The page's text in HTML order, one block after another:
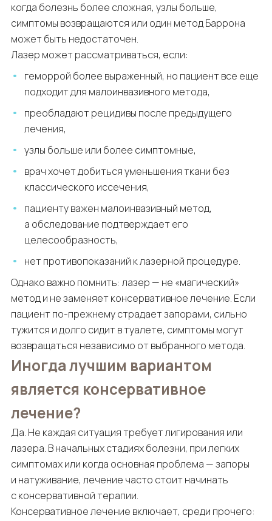
когда болезнь более сложная, узлы больше,
симптомы возвращаются или один метод Баррона
может быть недостаточен.
Лазер может рассматриваться, если:
геморрой более выраженный, но пациент все еще
подходит для малоинвазивного метода,
преобладают рецидивы после предыдущего
лечения,
узлы больше или более симптомные,
врач хочет добиться уменьшения ткани без
классического иссечения,
пациенту важен малоинвазивный метод,
а обследование подтверждает его
целесообразность,
нет противопоказаний к лазерной процедуре.
Однако важно помнить: лазер — не «магический»
метод и не заменяет консервативное лечение. Если
пациент по-прежнему страдает запорами, сильно
тужится и долго сидит в туалете, симптомы могут
возвращаться независимо от выбранного метода.
Иногда лучшим вариантом
является консервативное
лечение?
Да. Не каждая ситуация требует лигирования или
лазера. В начальных стадиях болезни, при легких
симптомах или когда основная проблема — запоры
и натуживание, лечение часто стоит начинать
с консервативной терапии.
Консервативное лечение включает, среди прочего: